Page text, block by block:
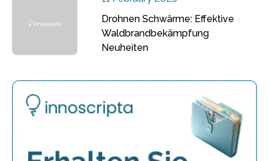
Drohnen Schwärme: Effektive
Waldbrandbekämpfung
Neuheiten